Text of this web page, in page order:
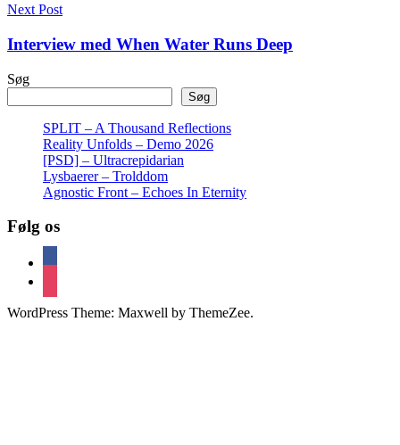
Next Post
Interview med When Water Runs Deep
Søg
Søg
SPLIT – A Thousand Reflections
Reality Unfolds – Demo 2026
[PSD] – Ultracrepidarian
Lysbaerer – Trolddom
Agnostic Front – Echoes In Eternity
Følg os
WordPress Theme: Maxwell by ThemeZee.